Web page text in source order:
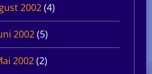
2002(4)
2002(5)
2002(2)